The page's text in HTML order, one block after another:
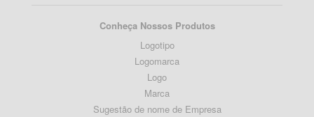
Conheça Nossos Produtos
Logotipo
Logomarca
Logo
Marca
Sugestão de nome de Empresa